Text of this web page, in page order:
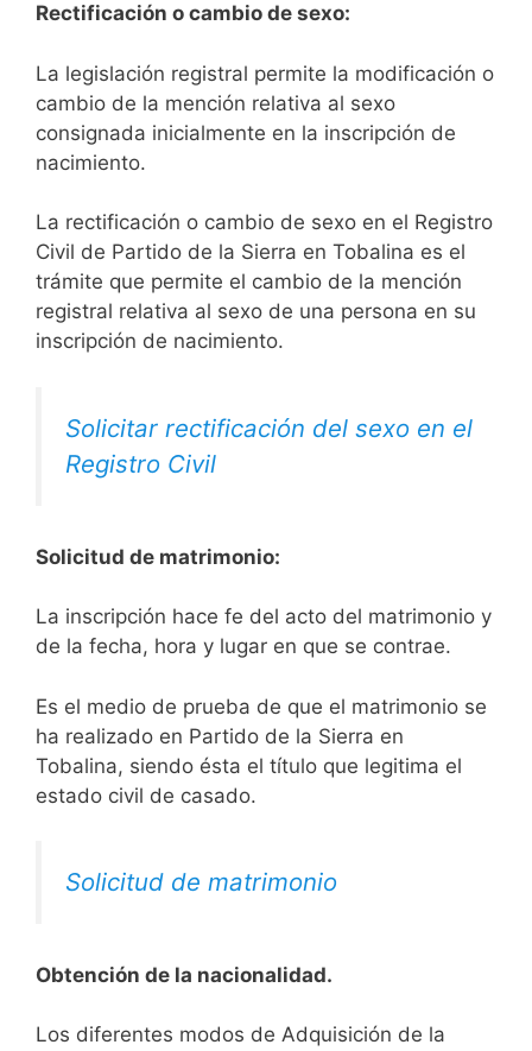
Rectificación o cambio de sexo:
La legislación registral permite la modificación o
cambio de la mención relativa al sexo
consignada inicialmente en la inscripción de
nacimiento.
La rectificación o cambio de sexo en el Registro
Civil de Partido de la Sierra en Tobalina es el
trámite que permite el cambio de la mención
registral relativa al sexo de una persona en su
inscripción de nacimiento.
Solicitar rectificación del sexo en el
Registro Civil
Solicitud de matrimonio:
La inscripción hace fe del acto del matrimonio y
de la fecha, hora y lugar en que se contrae.
Es el medio de prueba de que el matrimonio se
ha realizado en Partido de la Sierra en
Tobalina, siendo ésta el título que legitima el
estado civil de casado.
Solicitud de matrimonio
Obtención de la nacionalidad.
​​​Los diferentes modos de Adquisición de la